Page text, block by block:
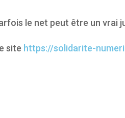
le net peut être un vrai
site https://solidarite-